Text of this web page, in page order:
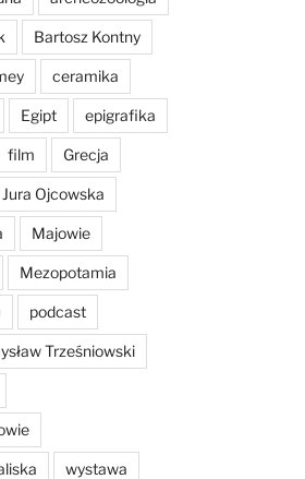
Bartosz Kontny
ceramika
Egipt epigrafika
film Grecja
Jura Ojcowska
Majowie
Mezopotamia
podcast
Trześniowski
wystawa